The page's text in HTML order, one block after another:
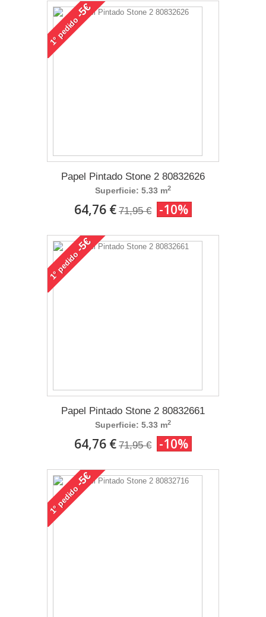
1°
pedido
-5€
Papel Pintado Stone 2 80832626
Superficie: 5.33 m2
64,76 € 71,95 € -10%
1°
pedido
-5€
Papel Pintado Stone 2 80832661
Superficie: 5.33 m2
64,76 € 71,95 € -10%
1°
pedido
-5€